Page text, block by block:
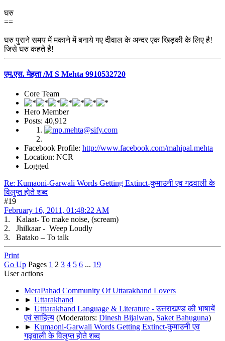
घरु
==
घरु पुराने समय में मकाने में बनाये गए दीवाल के अन्दर एक खिड़की के लिए है!
जिसे घरु कहते है!
एम.एस. मेहता /M S Mehta 9910532720
Core Team
Hero Member
Posts: 40,912
Facebook Profile: http://www.facebook.com/mahipal.mehta
Location: NCR
Logged
Re: Kumaoni-Garwali Words Getting Extinct-कुमाउनी एव गढ़वाली के
विलुप्त होते शब्द
#19
February 16, 2011, 01:48:22 AM
1. Kalaat- To make noise, (scream)
2. Jhilkaar - Weep Loudly
3. Batako – To talk
Print
Go Up Pages 1 2 3 4 5 6 ... 19
User actions
MeraPahad Community Of Uttarakhand Lovers
► Uttarakhand
► Utttarakhand Language & Literature - उत्तराखण्ड की भाषायें
एवं साहित्य (Moderators: Dinesh Bijalwan, Saket Bahuguna)
► Kumaoni-Garwali Words Getting Extinct-कुमाउनी एव
गढ़वाली के विलुप्त होते शब्द